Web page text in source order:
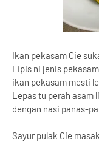
Ikan pekasam Cie
Lipis ni jenis
ikan pekasam mesti
Lepas tu perah asam
dengan nasi panas-
Sayur pulak Cie